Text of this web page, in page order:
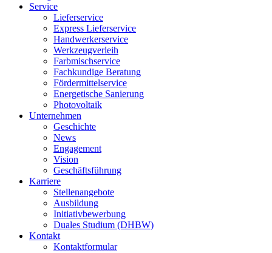
Service
Lieferservice
Express Lieferservice
Handwerkerservice
Werkzeugverleih
Farbmischservice
Fachkundige Beratung
Fördermittelservice
Energetische Sanierung
Photovoltaik
Unternehmen
Geschichte
News
Engagement
Vision
Geschäftsführung
Karriere
Stellenangebote
Ausbildung
Initiativbewerbung
Duales Studium (DHBW)
Kontakt
Kontaktformular